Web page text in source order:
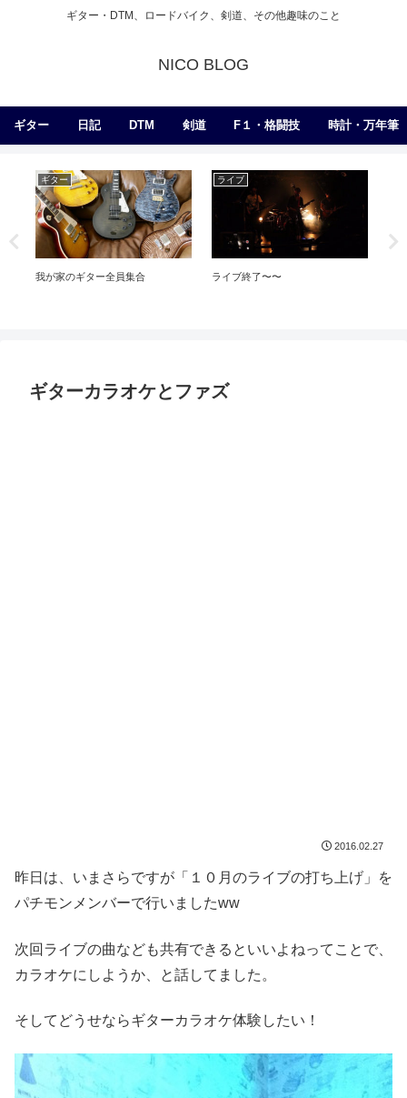
ギター・DTM、ロードバイク、剣道、その他趣味のこと
NICO BLOG
ギター 日記 DTM 剣道 F１・格闘技 時計・万年筆
ギター
我が家のギター全員集合
ライブ
ライブ終了〜〜
ギターカラオケとファズ
2016.02.27
昨日は、いまさらですが「１０月のライブの打ち上げ」を
パチモンメンバーで行いましたww
次回ライブの曲なども共有できるといいよねってことで、
カラオケにしようか、と話してました。
そしてどうせならギターカラオケ体験したい！